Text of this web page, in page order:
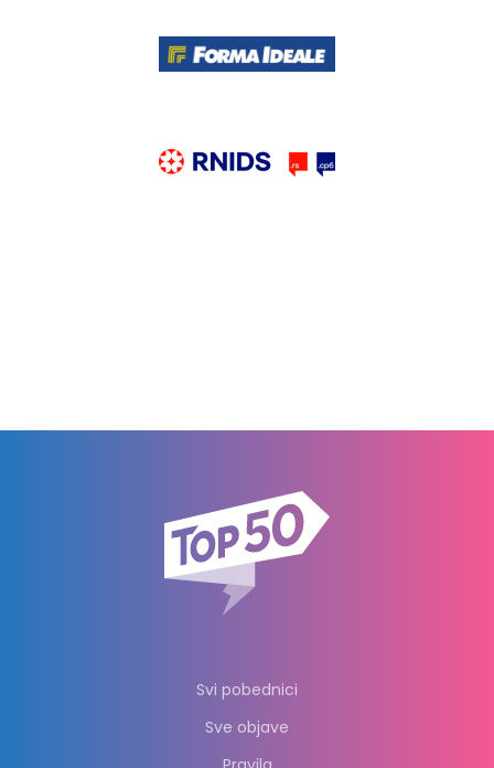
Svi pobednici
Sve objave